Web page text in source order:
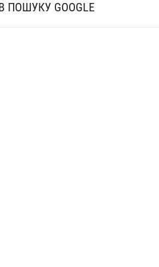
ПОШУКУ GOOGLE